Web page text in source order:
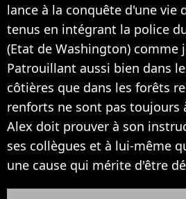
lance à la conquête d'une vie
tenus en intégrant la police
(Etat de Washington) comme
Patrouillant aussi bien dans
côtières que dans les forêts
renforts ne sont pas toujours
Alex doit prouver à son
ses collègues et à lui-même
une cause qui mérite d'être